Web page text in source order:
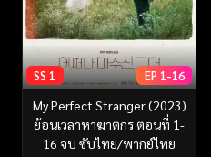
SS 1 EP 1-16
My Perfect Stranger (2023)
ย้อนเวลาหาฆาตกร ตอนที่ 1-
16 จบ ซับไทย/พากย์ไทย